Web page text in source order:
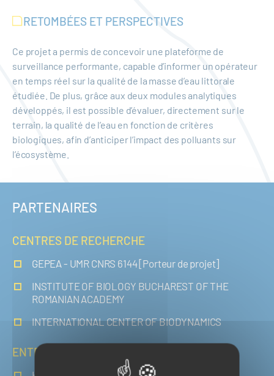
RETOMBÉES ET PERSPECTIVES
Ce projet a permis de concevoir une plateforme de
surveillance performante, capable d’informer un opérateur
en temps réel sur la qualité de la masse d’eau littorale
étudiée. De plus, grâce aux deux modules analytiques
développés, il est possible d’évaluer, directement sur le
terrain, la qualité de l’eau en fonction de critères
biologiques, afin d’anticiper l’impact des polluants sur
l’écosystème.
PARTENAIRES
CENTRES DE RECHERCHE
GEPEA - UMR CNRS 6144 [Porteur de projet]
INSTITUTE OF BIOLOGY BUCHAREST OF THE
ROMANIAN ACADEMY
INTERNATIONAL CENTER OF BIODYNAMICS
ENTREPRISES